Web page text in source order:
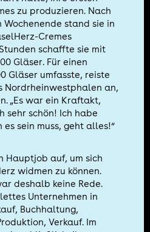
zu produzieren. Nach
stand sie in
Cremes
schaffte sie mit
Gläser. Für einen
Gläser umfasste, reiste
Nordrheinwestphalen an,
„Es war ein Kraftakt,
sehr schön! Ich habe
sein muss, geht alles!“
Hauptjob auf, um sich
widmen zu können.
deshalb keine Rede.
Unternehmen in
Buchhaltung,
Verkauf. Im